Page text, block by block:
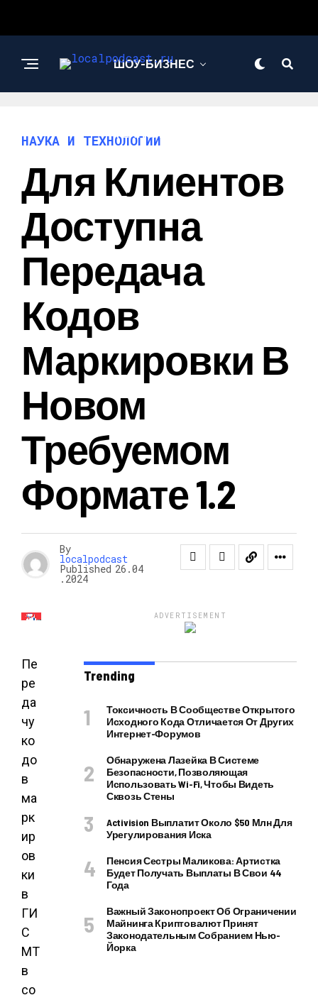
ШОУ-БИЗНЕС
ТЕХНОЛОГИИ
НАУКА И ТЕХНОЛОГИИ
Для Клиентов
Доступна
Передача
Кодов
Маркировки В
Новом
Требуемом
Формате 1.2
By
localpodcast
Published 26.04
.2024
Пе
ре
да
чу
ко
до
в
ма
рк
ир
ов
ки
в
ГИ
С
МТ
в
со
ADVERTISEMENT
Trending
Токсичность В Сообществе Открытого
Исходного Кода Отличается От Других
Интернет-Форумов
Обнаружена Лазейка В Системе
Безопасности, Позволяющая
Использовать Wi-Fi, Чтобы Видеть
Сквозь Стены
Activision Выплатит Около $50 Млн Для
Урегулирования Иска
Пенсия Сестры Маликова: Артистка
Будет Получать Выплаты В Свои 44
Года
Важный Законопроект Об Ограничении
Майнинга Криптовалют Принят
Законодательным Собранием Нью-
Йорка